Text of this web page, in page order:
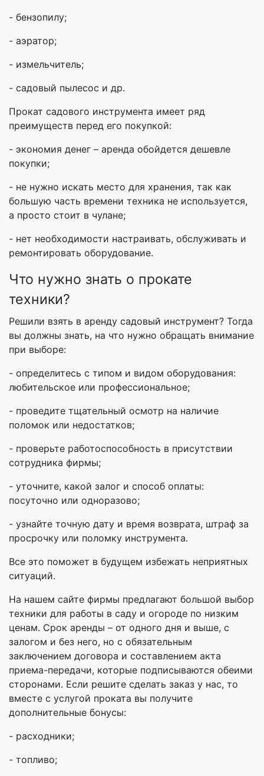
- бензопилу;
- аэратор;
- измельчитель;
- садовый пылесос и др.
Прокат садового инструмента имеет ряд
преимуществ перед его покупкой:
- экономия денег – аренда обойдется дешевле
покупки;
- не нужно искать место для хранения, так как
большую часть времени техника не используется,
а просто стоит в чулане;
- нет необходимости настраивать, обслуживать и
ремонтировать оборудование.
Что нужно знать о прокате
техники?
Решили взять в аренду садовый инструмент? Тогда
вы должны знать, на что нужно обращать внимание
при выборе:
- определитесь с типом и видом оборудования:
любительское или профессиональное;
- проведите тщательный осмотр на наличие
поломок или недостатков;
- проверьте работоспособность в присутствии
сотрудника фирмы;
- уточните, какой залог и способ оплаты:
посуточно или одноразово;
- узнайте точную дату и время возврата, штраф за
просрочку или поломку инструмента.
Все это поможет в будущем избежать неприятных
ситуаций.
На нашем сайте фирмы предлагают большой выбор
техники для работы в саду и огороде по низким
ценам. Срок аренды – от одного дня и выше, с
залогом и без него, но с обязательным
заключением договора и составлением акта
приема-передачи, которые подписываются обеими
сторонами. Если решите сделать заказ у нас, то
вместе с услугой проката вы получите
дополнительные бонусы:
- расходники;
- топливо;